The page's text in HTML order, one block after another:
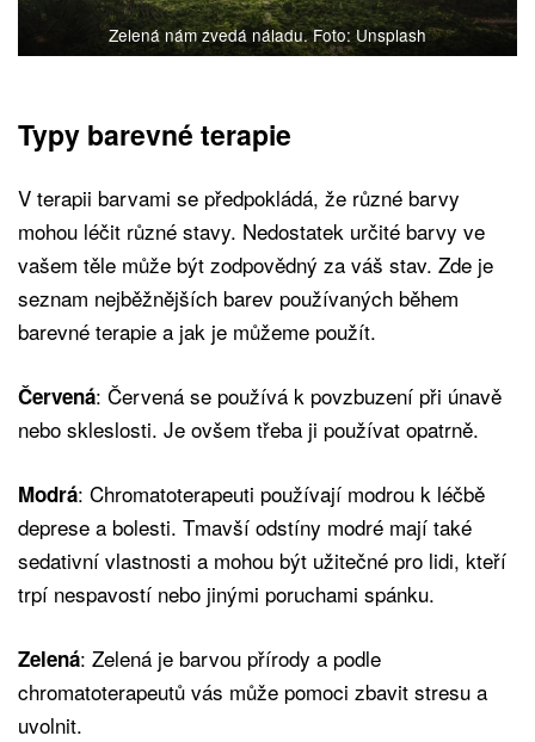
Zelená nám zvedá náladu. Foto: Unsplash
Typy barevné terapie
V terapii barvami se předpokládá, že různé barvy
mohou léčit různé stavy. Nedostatek určité barvy ve
vašem těle může být zodpovědný za váš stav. Zde je
seznam nejběžnějších barev používaných během
barevné terapie a jak je můžeme použít.
Červená: Červená se používá k povzbuzení při únavě
nebo skleslosti. Je ovšem třeba ji používat opatrně.
Modrá: Chromatoterapeuti používají modrou k léčbě
deprese a bolesti. Tmavší odstíny modré mají také
sedativní vlastnosti a mohou být užitečné pro lidi, kteří
trpí nespavostí nebo jinými poruchami spánku.
Zelená: Zelená je barvou přírody a podle
chromatoterapeutů vás může pomoci zbavit stresu a
uvolnit.